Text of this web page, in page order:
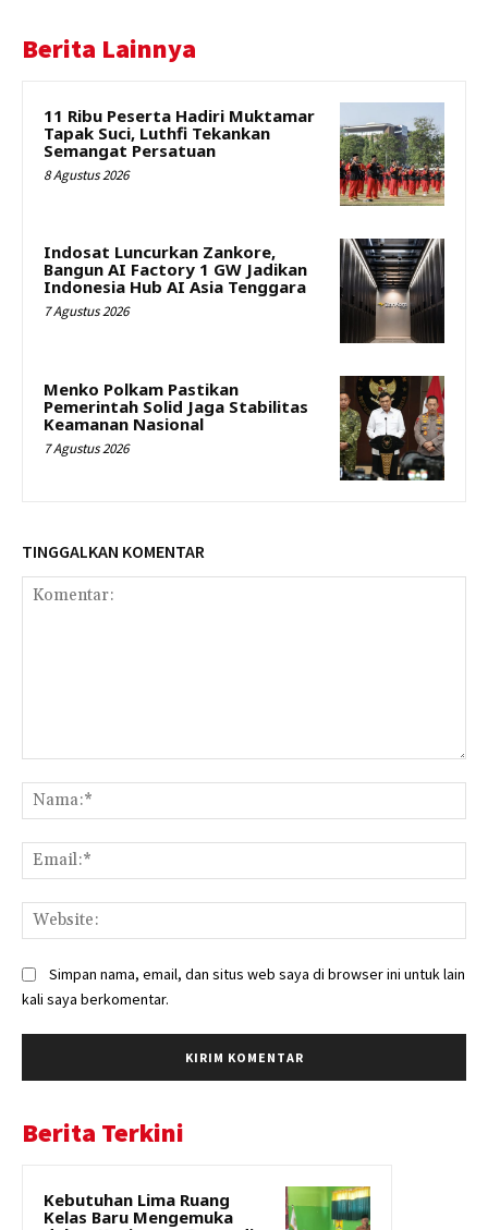
Berita Lainnya
11 Ribu Peserta Hadiri Muktamar
Tapak Suci, Luthfi Tekankan
Semangat Persatuan
8 Agustus 2026
Indosat Luncurkan Zankore,
Bangun AI Factory 1 GW Jadikan
Indonesia Hub AI Asia Tenggara
7 Agustus 2026
Menko Polkam Pastikan
Pemerintah Solid Jaga Stabilitas
Keamanan Nasional
7 Agustus 2026
TINGGALKAN KOMENTAR
Simpan nama, email, dan situs web saya di browser ini untuk lain
kali saya berkomentar.
Berita Terkini
Kebutuhan Lima Ruang
Kelas Baru Mengemuka